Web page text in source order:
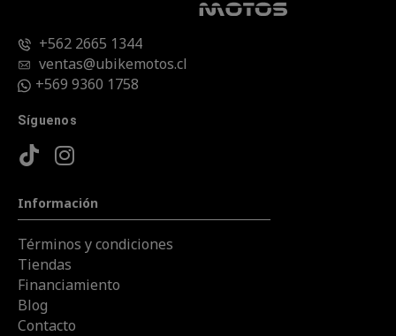
+562 2665 1344
ventas@ubikemotos.cl
+569 9360 1758
Síguenos
Información
Términos y condiciones
Tiendas
Financiamiento
Blog
Contacto